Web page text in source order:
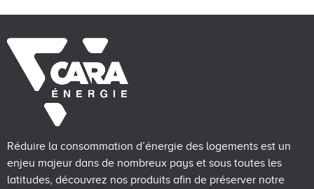
Réduire la consommation d’énergie des logements est un
enjeu majeur dans de nombreux pays et sous toutes les
latitudes, découvrez nos produits afin de préserver notre